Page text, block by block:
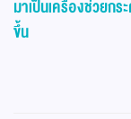
มาเป็นเครื่องช่วยกร
ขึ้น